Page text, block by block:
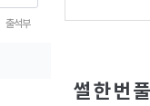
썰 한 번
출석부